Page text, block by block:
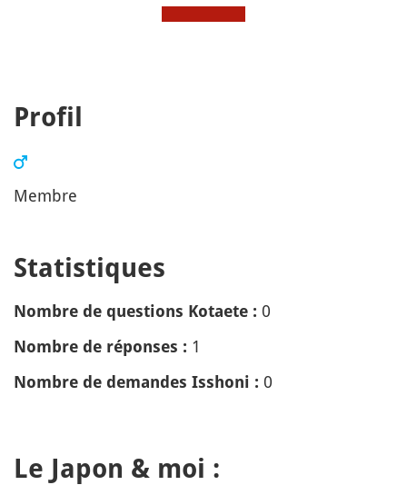
Profil
Membre
Statistiques
Nombre de questions Kotaete : 0
Nombre de réponses : 1
Nombre de demandes Isshoni : 0
Le Japon & moi :